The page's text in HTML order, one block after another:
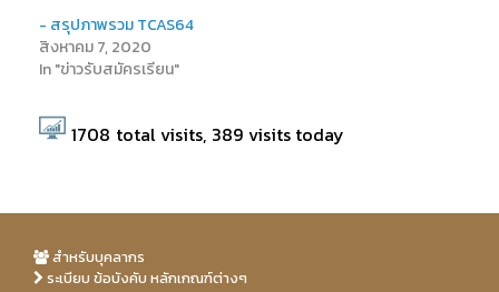
- สรุปภาพรวม TCAS64
สิงหาคม 7, 2020
In "ข่าวรับสมัครเรียน"
1708 total visits, 389 visits today
สำหรับบุคลากร
ระเบียบ ข้อบังคับ หลักเกณฑ์ต่างๆ